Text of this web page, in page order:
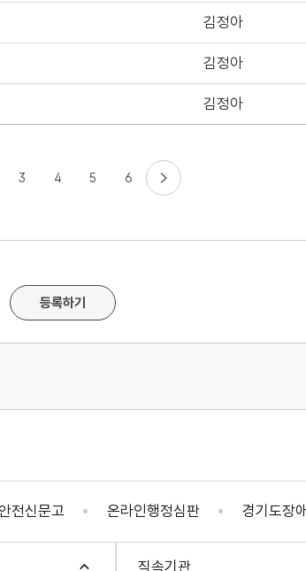
김정아
김정아
김정아
3 4 5 6
등록하기
온라인행정심판 경기도장애인생산품
직속기관